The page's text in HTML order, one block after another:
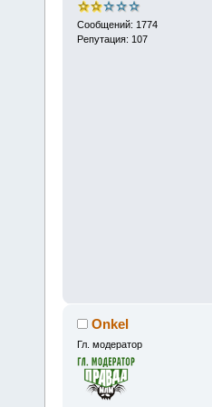
Сообщений: 1774
Репутация: 107
Onkel
Гл. модератор